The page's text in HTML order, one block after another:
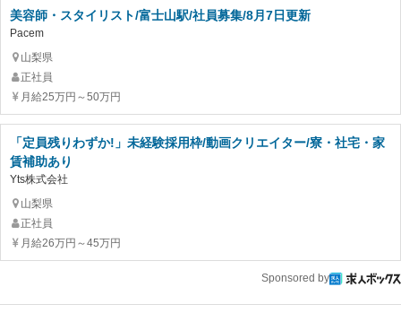
美容師・スタイリスト/富士山駅/社員募集/8月7日更新
Pacem
山梨県
正社員
月給25万円～50万円
「定員残りわずか!」未経験採用枠/動画クリエイター/寮・社宅・家
賃補助あり
Yts株式会社
山梨県
正社員
月給26万円～45万円
Sponsored by